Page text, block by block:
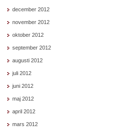
december 2012
november 2012
oktober 2012
september 2012
augusti 2012
juli 2012
juni 2012
maj 2012
april 2012
mars 2012